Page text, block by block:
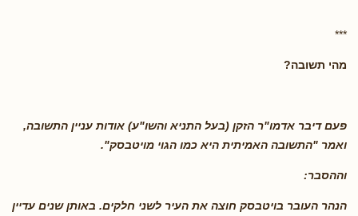
***
מהי תשובה?
פעם דיבר אדמו"ר הזקן (בעל התניא והשו"ע) אודות עניין התשובה,
ואמר "התשובה האמיתית היא כמו הגוי מויטבסק".
וההסבר:
הנהר העובר בויטבסק חוצה את העיר לשני חלקים. באותן שנים עדיין